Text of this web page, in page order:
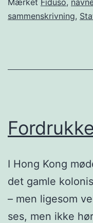
sammenskrivning,
I Hong Kong
det gamle
– men ligesom
ses, men ikke